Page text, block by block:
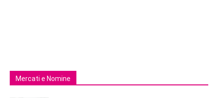
Mercati e Nomine